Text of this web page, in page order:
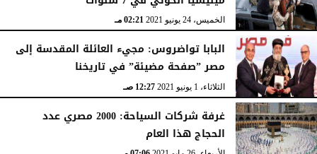
السبت، 12 مارس 2022 02:07 صـ
الخميس، 24 يونيو 2021 02:21 مـ
البابا تواضروس: مجيء العائلة المقدسة إلى
مصر ”صفحة مضيئة” في تاريخنا
الثلاثاء، 1 يونيو 2021 12:27 صـ
غرفة شركات السياحة: 2000 مصري عدد
الحجاج هذا العام